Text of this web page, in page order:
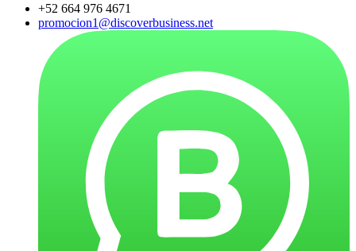
+52 664 976 4671
promocion1@discoverbusiness.net